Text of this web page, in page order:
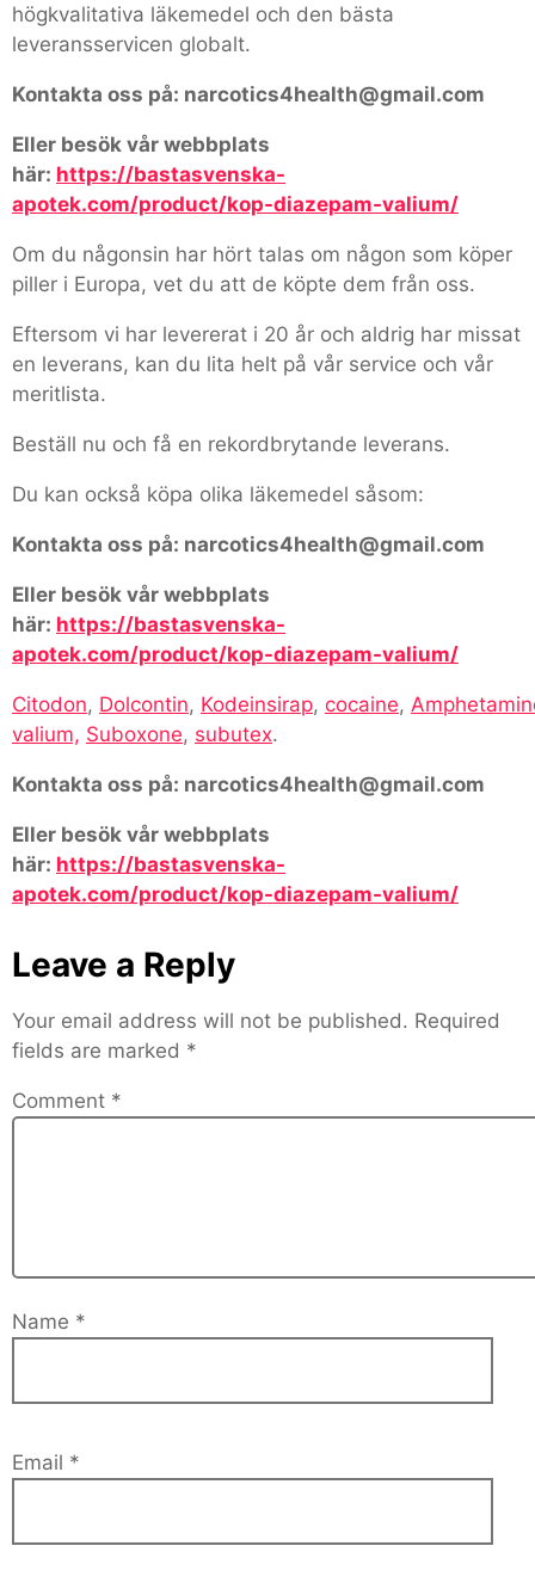
högkvalitativa läkemedel och den bästa
leveransservicen globalt.
Kontakta oss på: narcotics4health@gmail.com
Eller besök vår webbplats
här: https://bastasvenska-
apotek.com/product/kop-diazepam-valium/
Om du någonsin har hört talas om någon som köper
piller i Europa, vet du att de köpte dem från oss.
Eftersom vi har levererat i 20 år och aldrig har missat
en leverans, kan du lita helt på vår service och vår
meritlista.
Beställ nu och få en rekordbrytande leverans.
Du kan också köpa olika läkemedel såsom:
Kontakta oss på: narcotics4health@gmail.com
Eller besök vår webbplats
här: https://bastasvenska-
apotek.com/product/kop-diazepam-valium/
Citodon, Dolcontin, Kodeinsirap, cocaine,
valium, Suboxone, subutex.
Kontakta oss på: narcotics4health@gmail.com
Eller besök vår webbplats
här: https://bastasvenska-
apotek.com/product/kop-diazepam-valium/
Leave a Reply
Your email address will not be published. Required
fields are marked *
Comment *
Name *
Email *